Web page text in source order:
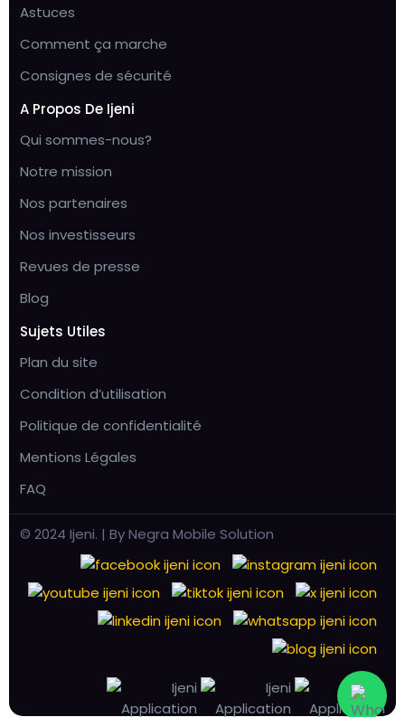
Astuces
Comment ça marche
Consignes de sécurité
A Propos De Ijeni
Qui sommes-nous?
Notre mission
Nos partenaires
Nos investisseurs
Revues de presse
Blog
Sujets Utiles
Plan du site
Condition d’utilisation
Politique de confidentialité
Mentions Légales
FAQ
© 2024 Ijeni. | By Negra Mobile Solution